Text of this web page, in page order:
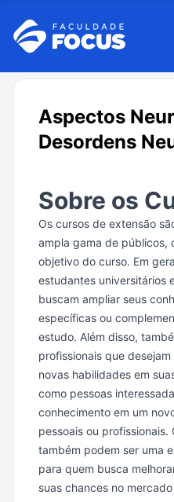
Aspectos
Desordens
Sobre os
Os cursos de extensão
ampla gama de públicos,
objetivo do curso. Em
estudantes universitários
buscam ampliar seus
específicas ou
estudo. Além disso,
profissionais que
novas habilidades em
como pessoas
conhecimento em um
pessoais ou
também podem ser uma
para quem busca
suas chances no